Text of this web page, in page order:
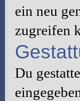
ein neu
zugreifen
Du